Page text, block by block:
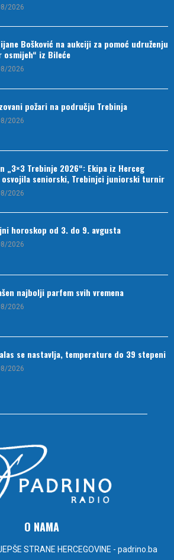
2026
Bošković na aukciji za pomoć udruženju
osmijeh“ iz Bileće
2026
požari na području Trebinja
2026
„3×3 Trebinje 2026“: Ekipa iz Herceg
osvojila seniorski, Trebinjci juniorski turnir
2026
horoskop od 3. do 9. avgusta
2026
najbolji parfem svih vremena
2026
se nastavlja, temperature do 39 stepeni
2026
O NAMA
STRANE HERCEGOVINE - padrino.ba